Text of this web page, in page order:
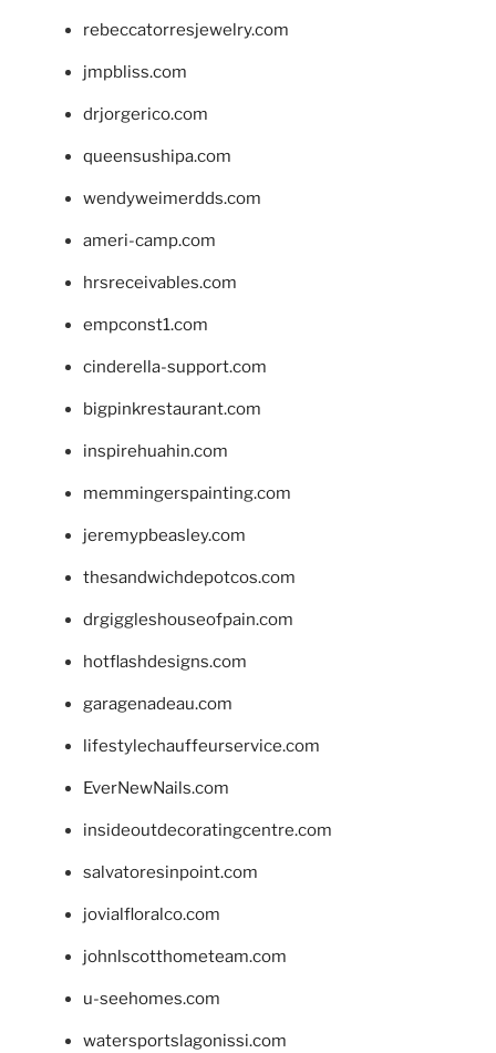
rebeccatorresjewelry.com
jmpbliss.com
drjorgerico.com
queensushipa.com
wendyweimerdds.com
ameri-camp.com
hrsreceivables.com
empconst1.com
cinderella-support.com
bigpinkrestaurant.com
inspirehuahin.com
memmingerspainting.com
jeremypbeasley.com
thesandwichdepotcos.com
drgiggleshouseofpain.com
hotflashdesigns.com
garagenadeau.com
lifestylechauffeurservice.com
EverNewNails.com
insideoutdecoratingcentre.com
salvatoresinpoint.com
jovialfloralco.com
johnlscotthometeam.com
u-seehomes.com
watersportslagonissi.com